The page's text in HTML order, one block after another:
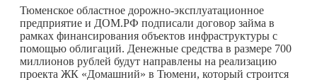
Тюменское областное дорожно-эксплуатационное
предприятие и ДОМ.РФ подписали договор займа в
рамках финансирования объектов инфраструктуры с
помощью облигаций. Денежные средства в размере 700
миллионов рублей будут направлены на реализацию
проекта ЖК «Домашний» в Тюмени, который строится